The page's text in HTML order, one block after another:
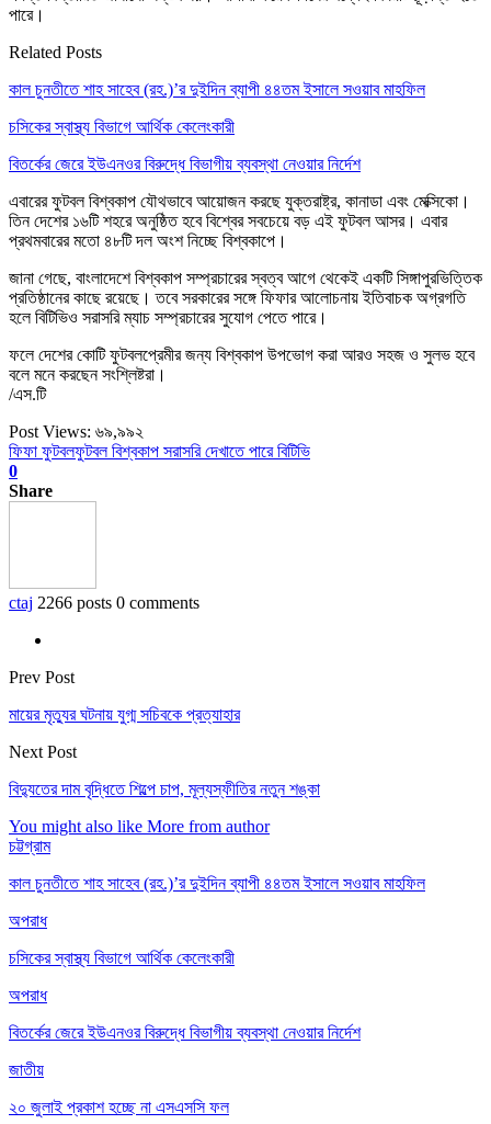
পারে।
Related Posts
কাল চুনতীতে শাহ সাহেব (রহ.)’র দুইদিন ব্যাপী ৪৪তম ইসালে সওয়াব মাহফিল
চসিকের স্বাস্থ্য বিভাগে আর্থিক কেলেংকারী
বিতর্কের জেরে ইউএনওর বিরুদ্ধে বিভাগীয় ব্যবস্থা নেওয়ার নির্দেশ
এবারের ফুটবল বিশ্বকাপ যৌথভাবে আয়োজন করছে যুক্তরাষ্ট্র, কানাডা এবং মেক্সিকো।
তিন দেশের ১৬টি শহরে অনুষ্ঠিত হবে বিশ্বের সবচেয়ে বড় এই ফুটবল আসর। এবার
প্রথমবারের মতো ৪৮টি দল অংশ নিচ্ছে বিশ্বকাপে।
জানা গেছে, বাংলাদেশে বিশ্বকাপ সম্প্রচারের স্বত্ব আগে থেকেই একটি সিঙ্গাপুরভিত্তিক
প্রতিষ্ঠানের কাছে রয়েছে। তবে সরকারের সঙ্গে ফিফার আলোচনায় ইতিবাচক অগ্রগতি
হলে বিটিভিও সরাসরি ম্যাচ সম্প্রচারের সুযোগ পেতে পারে।
ফলে দেশের কোটি ফুটবলপ্রেমীর জন্য বিশ্বকাপ উপভোগ করা আরও সহজ ও সুলভ হবে
বলে মনে করছেন সংশ্লিষ্টরা।
/এস.টি
Post Views: ৬৯,৯৯২
ফিফা ফুটবলফুটবল বিশ্বকাপ সরাসরি দেখাতে পারে বিটিভি
0
Share
ctaj 2266 posts 0 comments
Prev Post
মায়ের মৃত্যুর ঘটনায় যুগ্ম সচিবকে প্রত্যাহার
Next Post
বিদ্যুতের দাম বৃদ্ধিতে শিল্পে চাপ, মূল্যস্ফীতির নতুন শঙ্কা
You might also like More from author
চট্টগ্রাম
কাল চুনতীতে শাহ সাহেব (রহ.)’র দুইদিন ব্যাপী ৪৪তম ইসালে সওয়াব মাহফিল
অপরাধ
চসিকের স্বাস্থ্য বিভাগে আর্থিক কেলেংকারী
অপরাধ
বিতর্কের জেরে ইউএনওর বিরুদ্ধে বিভাগীয় ব্যবস্থা নেওয়ার নির্দেশ
জাতীয়
২০ জুলাই প্রকাশ হচ্ছে না এসএসসি ফল